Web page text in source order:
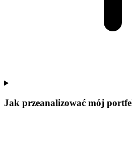
Jak przeanalizować mój